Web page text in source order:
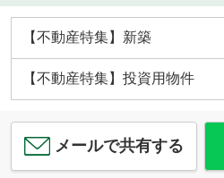
【不動産特集】新築
【不動産特集】投資用物件
メールで共有する